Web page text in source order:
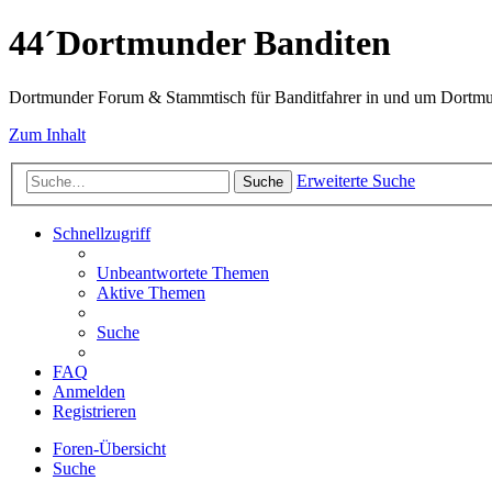
44´Dortmunder Banditen
Dortmunder Forum & Stammtisch für Banditfahrer in und um
Zum Inhalt
Suche Erweiterte Suche
Schnellzugriff
Unbeantwortete Themen
Aktive Themen
Suche
FAQ
Anmelden
Registrieren
Foren-Übersicht
Suche